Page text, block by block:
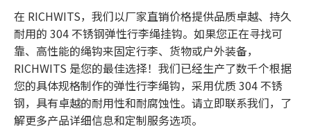
在 RICHWITS，我们以厂家直销价格提供品质卓越、持久
耐用的 304 不锈钢弹性行李绳挂钩。如果您正在寻找可
靠、高性能的绳钩来固定行李、货物或户外装备，
RICHWITS 是您的最佳选择！我们已经生产了数千个根据
您的具体规格制作的弹性行李绳钩，采用优质 304 不锈
钢，具有卓越的耐用性和耐腐蚀性。请立即联系我们，了
解更多产品详细信息和定制服务选项。